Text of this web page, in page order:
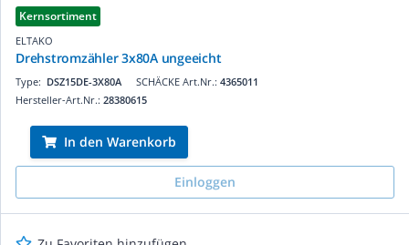
Kernsortiment
ELTAKO
Drehstromzähler 3x80A ungeeicht
SCHÄCKE Art.Nr.: 4365011
Type: DSZ15DE-3X80A
Hersteller-Art.Nr.: 28380615
In den Warenkorb
Einloggen